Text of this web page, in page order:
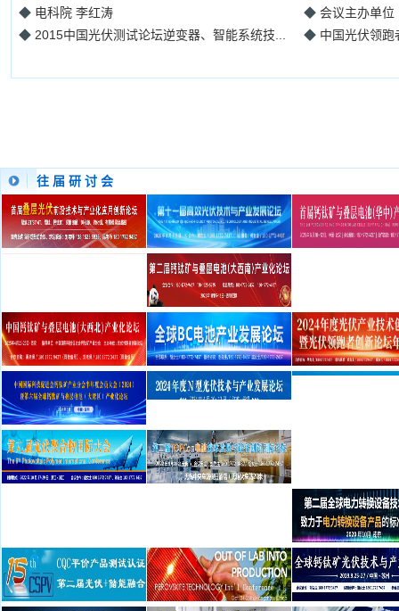
◆ 电科院 李红涛 ◆ 会议主办单位
◆ 2015中国光伏测试论坛逆变器、智能系统技... ◆ 中国光伏领跑
往 届 研 讨 会